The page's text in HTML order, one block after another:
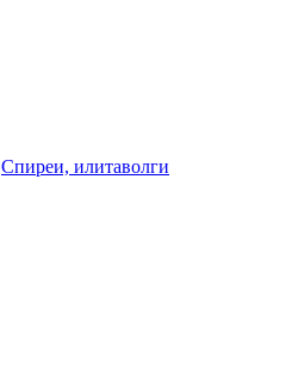
Спиреи, илитаволги